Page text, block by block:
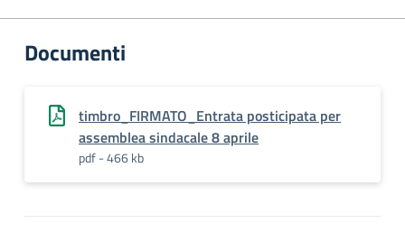
Documenti
timbro_FIRMATO_Entrata posticipata per
assemblea sindacale 8 aprile
pdf - 466 kb